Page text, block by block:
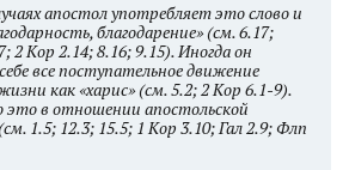
апостол употребляет это слово и
благодарение» (см. 6.17;
2 Кор 2.14; 8.16; 9.15). Иногда он
все поступательное движение
как «харис» (см. 5.2; 2 Кор 6.1-9).
это в отношении апостольской
1.5; 12.3; 15.5; 1 Кор 3.10; Гал 2.9; Флп